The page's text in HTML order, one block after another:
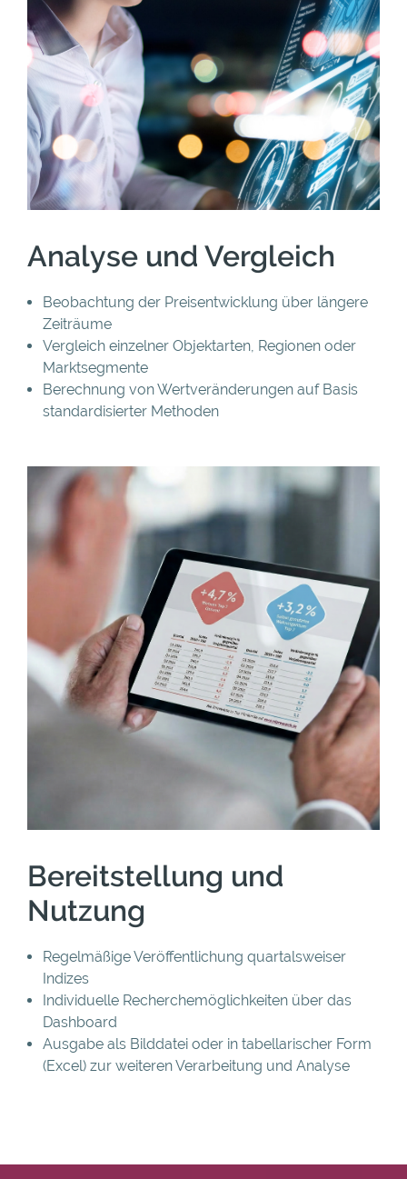
Analyse und Vergleich
Beobachtung der Preisentwicklung über längere
Zeiträume
Vergleich einzelner Objektarten, Regionen oder
Marktsegmente
Berechnung von Wertveränderungen auf Basis
standardisierter Methoden
Bereitstellung und
Nutzung
Regelmäßige Veröffentlichung quartalsweiser
Indizes
Individuelle Recherchemöglichkeiten über das
Dashboard
Ausgabe als Bilddatei oder in tabellarischer Form
(Excel) zur weiteren Verarbeitung und Analyse